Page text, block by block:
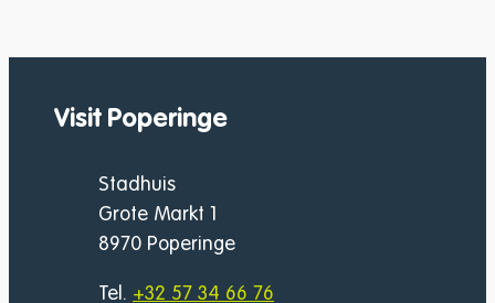
Visit Poperinge
AdresseStadhuis
Grote Markt 1
,8970 Poperinge
+32 57 34 66 76